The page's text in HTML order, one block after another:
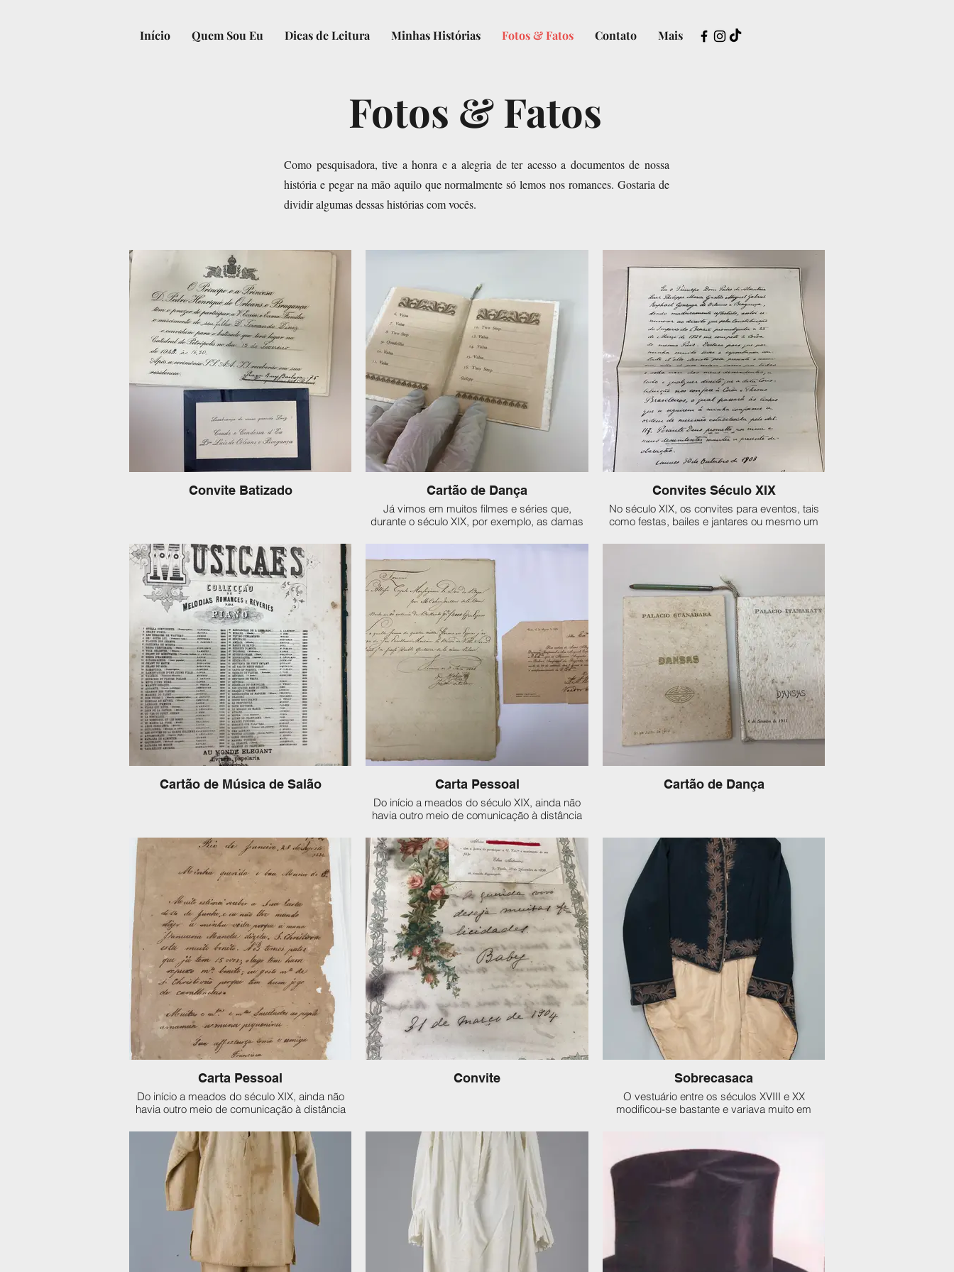
Início Quem Sou Eu Dicas de Leitura Minhas Histórias Fotos & Fatos Contato Mais
Fotos & Fatos
Como pesquisadora, tive a honra e a alegria de ter acesso a documentos de nossa
história e pegar na mão aquilo que normalmente só lemos nos romances. Gostaria de
dividir algumas dessas histórias com vocês.
Convite Batizado Cartão de Dança
Já vimos em muitos filmes e séries que,
durante o século XIX, por exemplo, as damas
cartão de dança. Nele, os cavalheiros
anotavam seu nome juntamente à dança que
queriam ou simplesmente na ordem
apresentada pela moça. Era considerado falta
de educação uma senhorita recusar uma
dança a um cavalheiro. E nem preciso dizer
que, naquela época, o convite era feito
unicamente por eles.
Convites Século XIX
No século XIX, os convites para eventos, tais
como festas, bailes e jantares ou mesmo um
mão, um por um, normalmente, pela anfitriã da
ou seda, conforme a classe social e o tipo de
evento. Já imaginou uma festa de casamento
para quinhentos convidados?
Cartão de Música de Salão Carta Pessoal
Do início a meados do século XIX, ainda não
havia outro meio de comunicação à distância
para a família, um noivo, namorado/a ou
amante. Eram, muitas vezes, escritas em
papéis próprios para tal e perfumadas antes de
serem enviadas. O correio ainda não era muito
desenvolvido nesta época, mas funcionava
bem nas grandes cidades.
Cartão de Dança
Carta Pessoal
Do início a meados do século XIX, ainda não
havia outro meio de comunicação à distância
para a família, um noivo, namorado/a ou
amante. Eram, muitas vezes, escritas em
papéis próprios para tal e perfumadas antes
de serem enviadas. O correio ainda não era
muito desenvolvido nesta época, mas
funcionava bem nas grandes cidades.
Convite Sobrecasaca
O vestuário entre os séculos XVIII e XX
modificou-se bastante e variava muito em
pobres costuravam para suas famílias
enquanto as mais abastadas iam às
costureiras e modistas. Um ponto em comum
é que, até 1830, as costuras, no Brasil, eram
feitas à mão, sem auxílio de máquinas de
costura, que só se popularizaram por aqui em
meados do século XIX (!).
assim, usavam-se por vezes, de tecidos muito